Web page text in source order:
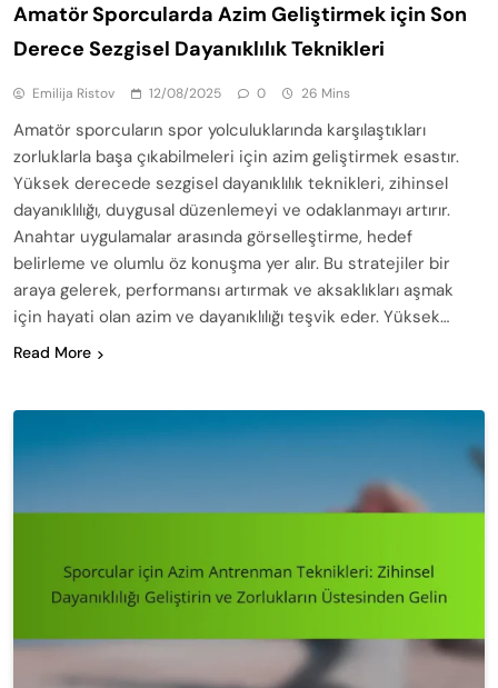
Amatör Sporcularda Azim Geliştirmek için Son
Derece Sezgisel Dayanıklılık Teknikleri
Emilija Ristov 12/08/2025 0 26 Mins
Amatör sporcuların spor yolculuklarında karşılaştıkları
zorluklarla başa çıkabilmeleri için azim geliştirmek esastır.
Yüksek derecede sezgisel dayanıklılık teknikleri, zihinsel
dayanıklılığı, duygusal düzenlemeyi ve odaklanmayı artırır.
Anahtar uygulamalar arasında görselleştirme, hedef
belirleme ve olumlu öz konuşma yer alır. Bu stratejiler bir
araya gelerek, performansı artırmak ve aksaklıkları aşmak
için hayati olan azim ve dayanıklılığı teşvik eder. Yüksek…
Read More